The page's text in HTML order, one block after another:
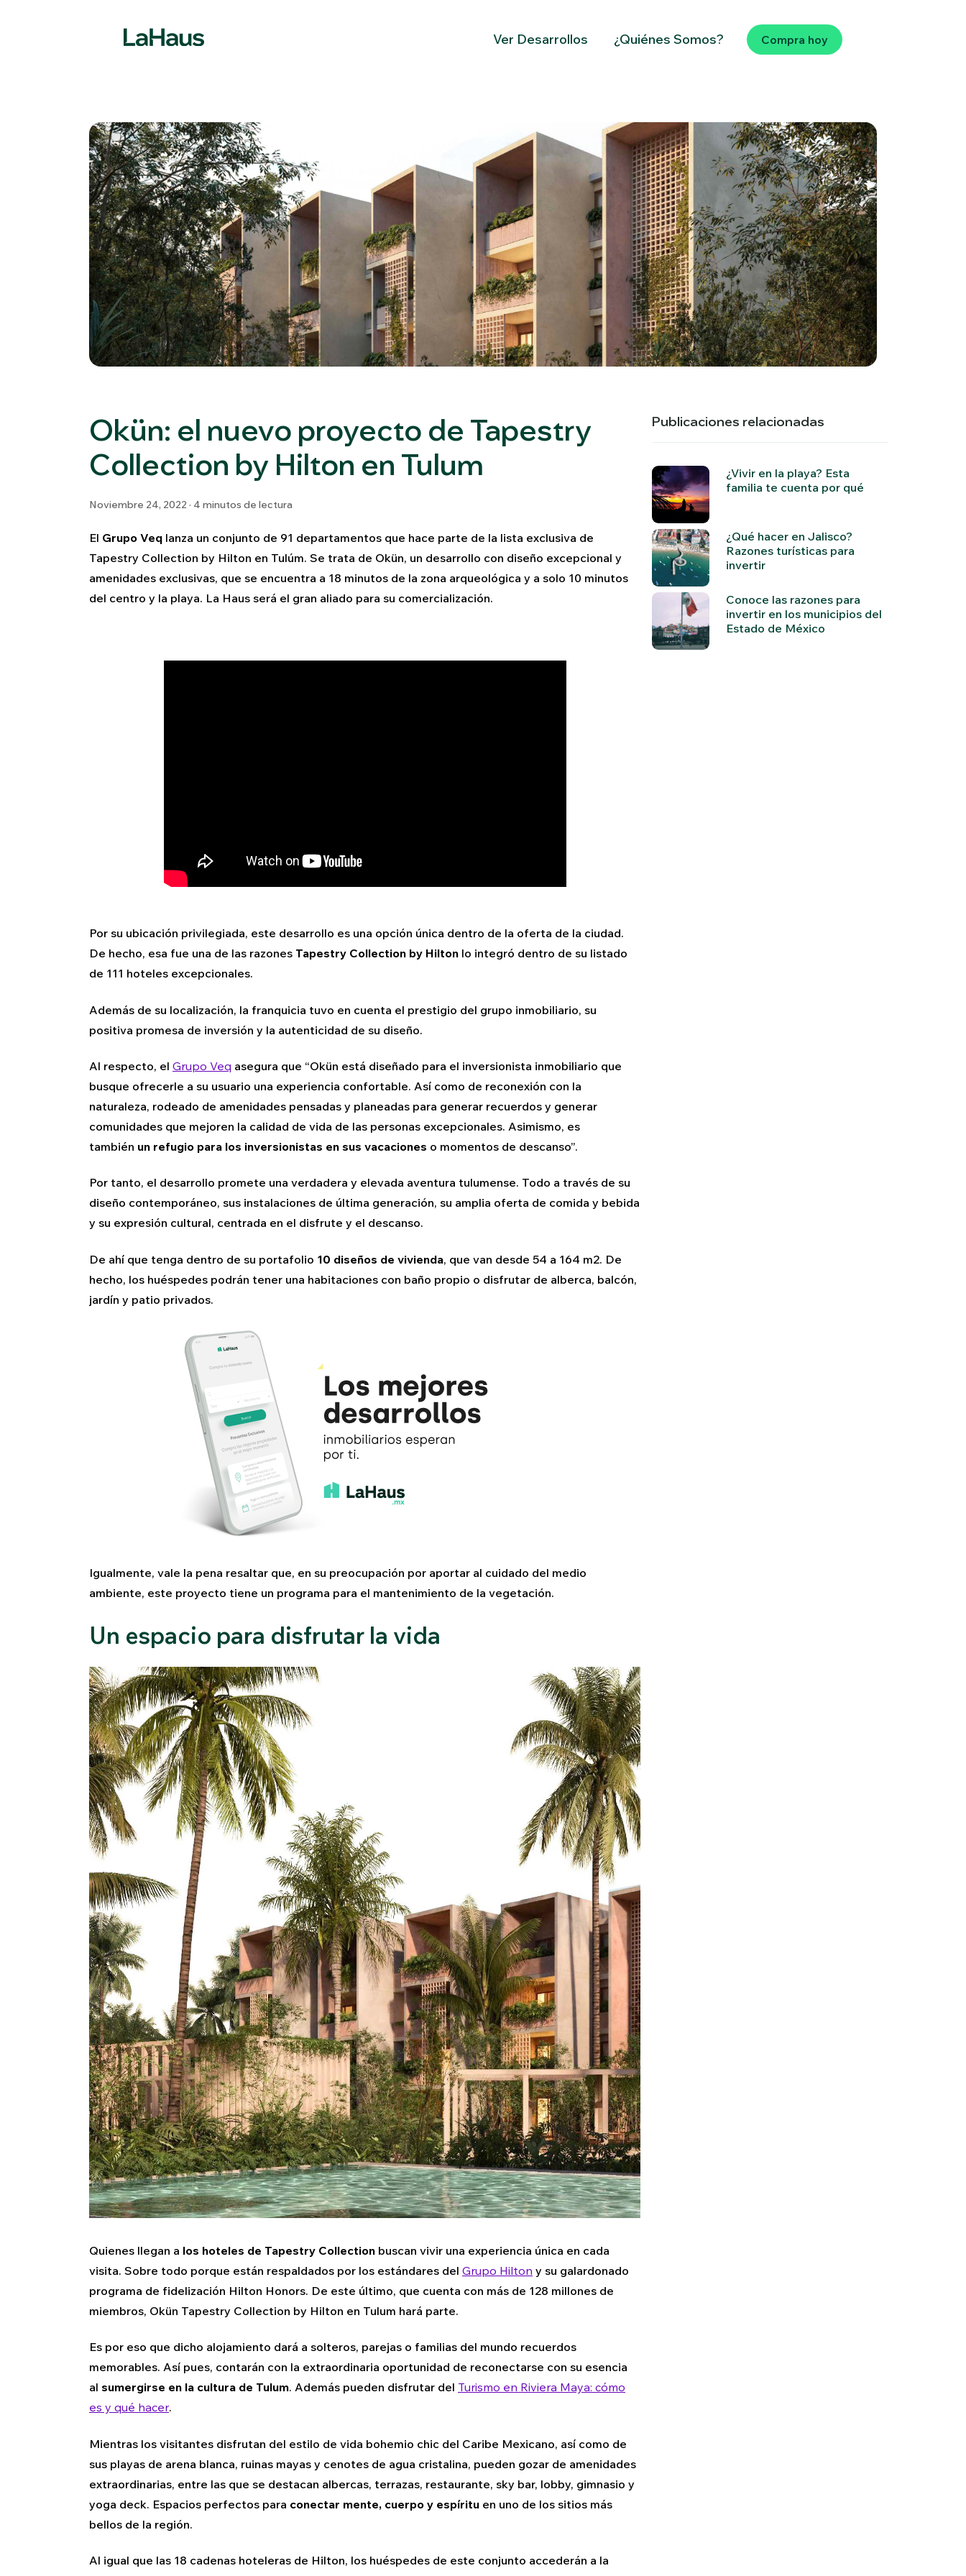
Ver Desarrollos ¿Quiénes Somos? Compra hoy
Okün: el nuevo proyecto de Tapestry
Collection by Hilton en Tulum
Noviembre 24, 2022 · 4 minutos de lectura
El Grupo Veq lanza un conjunto de 91 departamentos que hace parte de la lista exclusiva de
Tapestry Collection by Hilton en Tulúm. Se trata de Okün, un desarrollo con diseño excepcional y
amenidades exclusivas, que se encuentra a 18 minutos de la zona arqueológica y a solo 10 minutos
del centro y la playa. La Haus será el gran aliado para su comercialización.
Por su ubicación privilegiada, este desarrollo es una opción única dentro de la oferta de la ciudad.
De hecho, esa fue una de las razones Tapestry Collection by Hilton lo integró dentro de su listado
de 111 hoteles excepcionales.
Además de su localización, la franquicia tuvo en cuenta el prestigio del grupo inmobiliario, su
positiva promesa de inversión y la autenticidad de su diseño.
Al respecto, el Grupo Veq asegura que “Okün está diseñado para el inversionista inmobiliario que
busque ofrecerle a su usuario una experiencia confortable. Así como de reconexión con la
naturaleza, rodeado de amenidades pensadas y planeadas para generar recuerdos y generar
comunidades que mejoren la calidad de vida de las personas excepcionales. Asimismo, es
también un refugio para los inversionistas en sus vacaciones o momentos de descanso”.
Por tanto, el desarrollo promete una verdadera y elevada aventura tulumense. Todo a través de su
diseño contemporáneo, sus instalaciones de última generación, su amplia oferta de comida y bebida
y su expresión cultural, centrada en el disfrute y el descanso.
De ahí que tenga dentro de su portafolio 10 diseños de vivienda, que van desde 54 a 164 m2. De
hecho, los huéspedes podrán tener una habitaciones con baño propio o disfrutar de alberca, balcón,
jardín y patio privados.
Igualmente, vale la pena resaltar que, en su preocupación por aportar al cuidado del medio
ambiente, este proyecto tiene un programa para el mantenimiento de la vegetación.
Un espacio para disfrutar la vida
Quienes llegan a los hoteles de Tapestry Collection buscan vivir una experiencia única en cada
visita. Sobre todo porque están respaldados por los estándares del Grupo Hilton y su galardonado
programa de fidelización Hilton Honors. De este último, que cuenta con más de 128 millones de
miembros, Okün Tapestry Collection by Hilton en Tulum hará parte.
Es por eso que dicho alojamiento dará a solteros, parejas o familias del mundo recuerdos
memorables. Así pues, contarán con la extraordinaria oportunidad de reconectarse con su esencia
al sumergirse en la cultura de Tulum. Además pueden disfrutar del Turismo en Riviera Maya: cómo
es y qué hacer.
Mientras los visitantes disfrutan del estilo de vida bohemio chic del Caribe Mexicano, así como de
sus playas de arena blanca, ruinas mayas y cenotes de agua cristalina, pueden gozar de amenidades
extraordinarias, entre las que se destacan albercas, terrazas, restaurante, sky bar, lobby, gimnasio y
yoga deck. Espacios perfectos para conectar mente, cuerpo y espíritu en uno de los sitios más
bellos de la región.
Al igual que las 18 cadenas hoteleras de Hilton, los huéspedes de este conjunto accederán a la
Publicaciones relacionadas
¿Vivir en la playa? Esta
familia te cuenta por qué
¿Qué hacer en Jalisco?
Razones turísticas para
invertir
Conoce las razones para
invertir en los municipios del
Estado de México